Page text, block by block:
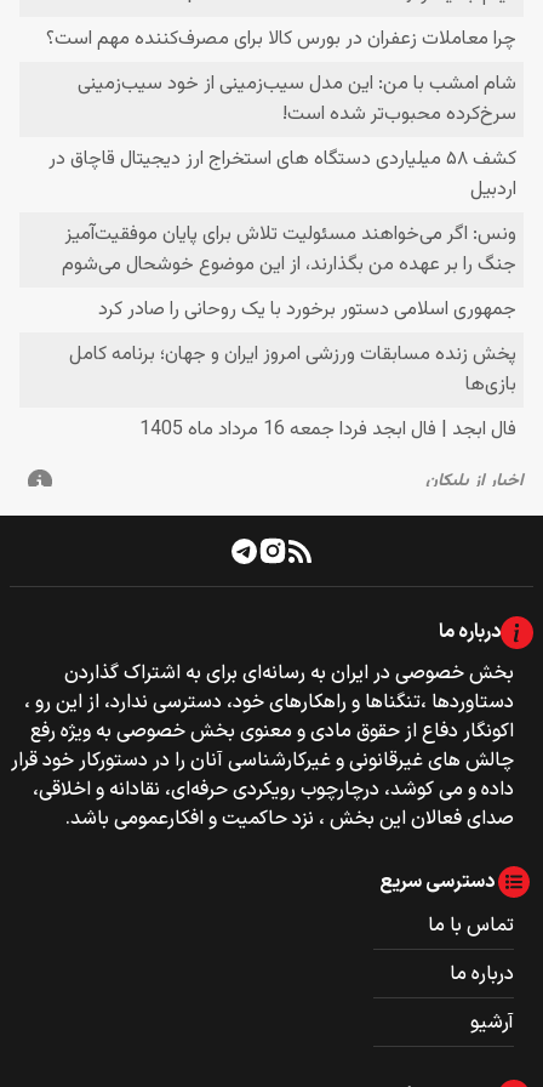
درباره ما
بخش خصوصی‌‌ در ایران به رسانه‌ای برای به اشتراک گذاردن
دستاوردها ،تنگناها و راهکارهای خود، دسترسی ندارد، از این رو ،
اکونگار دفاع از حقوق مادی و معنوی بخش خصوصی به ویژه رفع
چالش های غیرقانونی و غیرکارشناسی آنان را در دستورکار خود قرار
داده و می کوشد، درچارچوب رویکردی حرفه‌ای، نقادانه و اخلاقی،
صدای فعالان این بخش ، نزد حاکمیت و افکارعمومی باشد.
دسترسی سریع
تماس با ما
درباره ما
آرشیو